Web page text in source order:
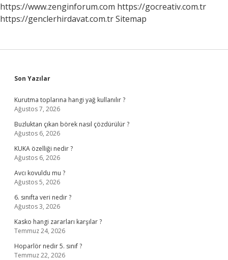
Ne
Kadar
https://www.zenginforum.com https://gocreativ.com.tr
https://genclerhirdavat.com.trSitemap
Sidebar
Son Yazılar
Kurutma toplarına hangi yağ kullanılır ?
Ağustos 7, 2026
Buzluktan çıkan börek nasıl çözdürülür ?
Ağustos 6, 2026
KUKA özelliği nedir ?
Ağustos 6, 2026
Avcı kovuldu mu ?
Ağustos 5, 2026
6. sınıfta veri nedir ?
Ağustos 3, 2026
Kasko hangi zararları karşılar ?
Temmuz 24, 2026
Hoparlör nedir 5. sınıf ?
Temmuz 22, 2026